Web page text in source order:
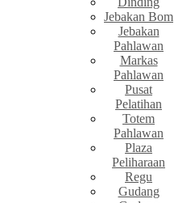
Jebakan Bom
Jebakan
Pahlawan
Markas
Pahlawan
Pusat
Pelatihan
Totem
Pahlawan
Plaza
Peliharaan
Regu
Gudang